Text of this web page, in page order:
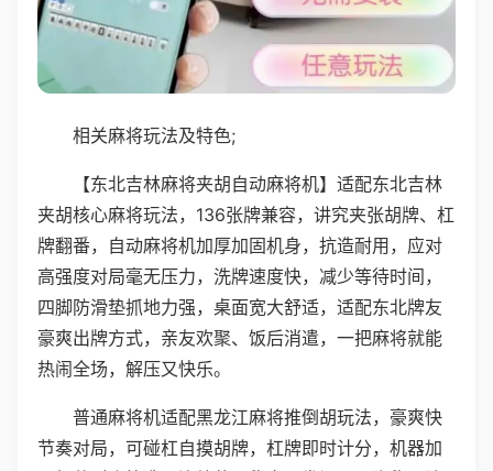
相关麻将玩法及特色;
【东北吉林麻将夹胡自动麻将机】适配东北吉林
夹胡核心麻将玩法，136张牌兼容，讲究夹张胡牌、杠
牌翻番，自动麻将机加厚加固机身，抗造耐用，应对
高强度对局毫无压力，洗牌速度快，减少等待时间，
四脚防滑垫抓地力强，桌面宽大舒适，适配东北牌友
豪爽出牌方式，亲友欢聚、饭后消遣，一把麻将就能
热闹全场，解压又快乐。
普通麻将机适配黑龙江麻将推倒胡玩法，豪爽快
节奏对局，可碰杠自摸胡牌，杠牌即时计分，机器加